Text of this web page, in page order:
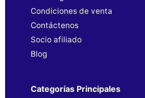
Condiciones de venta
Contáctenos
Socio afiliado
Blog
Categorías Principales